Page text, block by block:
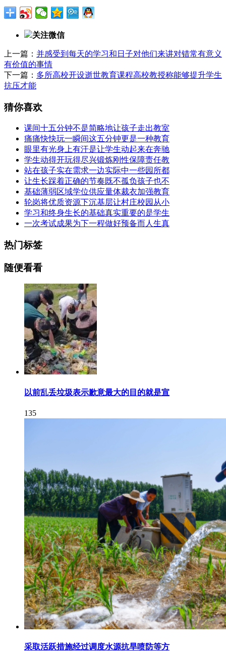
关注微信
上一篇： 并感受到每天的学习和日子对他们来讲对错常有意义
有价值的事情
下一篇： 多所高校开设逝世教育课程高校教授称能够提升学生
抗压才能
猜你喜欢
课间十五分钟不是简略地让孩子走出教室
痛痛快快玩一瞬间这五分钟更是一种教育
眼里有光身上有汗是让学生动起来在奔驰
学生动得开玩得尽兴锻炼刚性保障责任教
站在孩子实在需求一边实际中一些园所都
让生长踩着正确的节奏既不孤负孩子也不
基础薄弱区域学位供应量体裁衣加强教育
轮岗将优质资源下沉基层让村庄校园从小
学习和终身生长的基础真实重要的是学生
一次考试成果为下一程做好预备而人生真
热门标签
随便看看
以前乱丢垃圾表示歉意最大的目的就是宣
135
采取活跃措施经过调度水源抗旱喷防等方